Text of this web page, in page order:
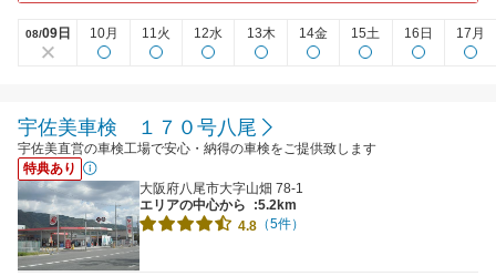
08/09日 10月 11火 12水 13木 14金 15土 16日 17月
宇佐美車検 １７０号八尾
宇佐美直営の車検工場で安心・納得の車検をご提供致します
特典あり
大阪府八尾市大字山畑 78-1
エリアの中心から
:5.2km
4.8 （5件）